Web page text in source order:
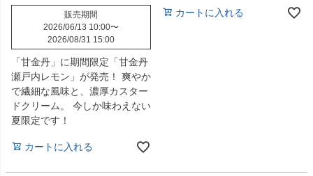
販売期間
2026/06/13 10:00〜
2026/08/31 15:00
「甘金丹」に期間限定「甘金丹
瀬戸内レモン」が発売！ 爽やか
で繊細な風味と、濃厚カスター
ドクリーム。 今しか味わえない
夏限定です！
カートに入れる
カートに入れる